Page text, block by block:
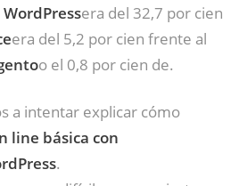
WordPressera del 32,7 por cien
era del 5,2 por cien frente al
o el 0,8 por cien de.
a intentar explicar cómo
line básica con
.